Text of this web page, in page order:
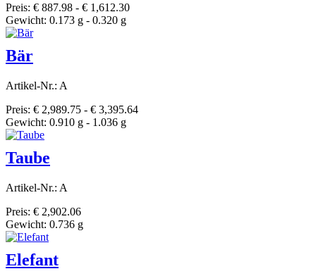
Preis: € 887.98 - € 1,612.30
Gewicht: 0.173 g - 0.320 g
Bär
Artikel-Nr.: A
Preis: € 2,989.75 - € 3,395.64
Gewicht: 0.910 g - 1.036 g
Taube
Artikel-Nr.: A
Preis: € 2,902.06
Gewicht: 0.736 g
Elefant